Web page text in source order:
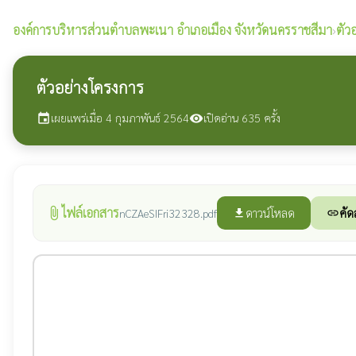
องค์การบริหารส่วนตำบลพะเนา อำเภอเมือง จังหวัดนครราชสีมา›ตัว
ตัวอย่างโครงการ
eventเผยแพร่เมื่อ 4 กุมภาพันธ์ 2564visibilityเปิดอ่าน 635 ครั้ง
attach_file ไฟล์เอกสารnCZAeSIFri32328.pdf file_download ดาวน์โหลด linkคัด